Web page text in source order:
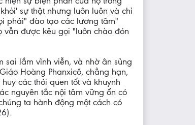
sự thật nhưng luôn luôn và chỉ
phải" đào tạo các lương tâm"
vẫn được kêu gọi "luôn chào đón
sai lầm vĩnh viễn, và nhờ ân sủng
Hoàng Phanxicô, chẳng hạn,
các thói quen tốt và khuynh
nguyên tắc nội tâm vững ổn có
ta hành động một cách có